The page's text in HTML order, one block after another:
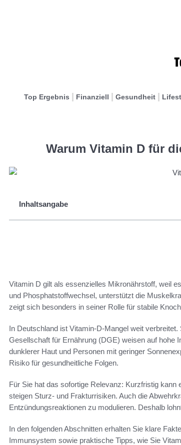
Top Ergebnis Finanziell Gesundheit
Warum Vitamin D für
Inhaltsangabe
Vitamin D gilt als essenzielles Mikronährstoff, weil
und Phosphatstoffwechsel, unterstützt die
zeigt sich besonders in seiner Rolle für stabile
In Deutschland ist Vitamin-D-Mangel weit
Gesellschaft für Ernährung (DGE) weisen auf hohe
dunklerer Haut und Personen mit geringer
Risiko für gesundheitliche Folgen.
Für Sie hat das sofortige Relevanz: Kurzfristig
steigen Sturz- und Frakturrisiken. Auch die
Entzündungsreaktionen zu modulieren. Deshalb
In den folgenden Abschnitten erhalten Sie klare
Immunsystem sowie praktische Tipps, wie Sie